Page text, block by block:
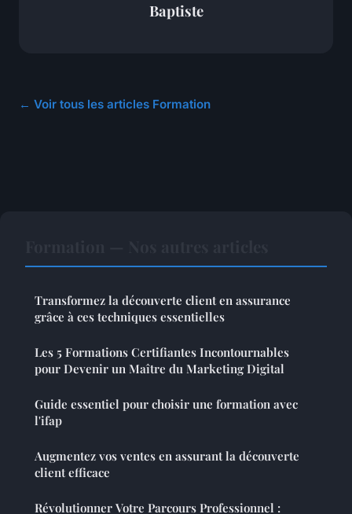
Baptiste
← Voir tous les articles Formation
Transformez la découverte client en assurance
grâce à ces techniques essentielles
Les 5 Formations Certifiantes Incontournables
pour Devenir un Maître du Marketing Digital
Guide essentiel pour choisir une formation avec
l'ifap
Augmentez vos ventes en assurant la découverte
client efficace
Révolutionner Votre Parcours Professionnel :